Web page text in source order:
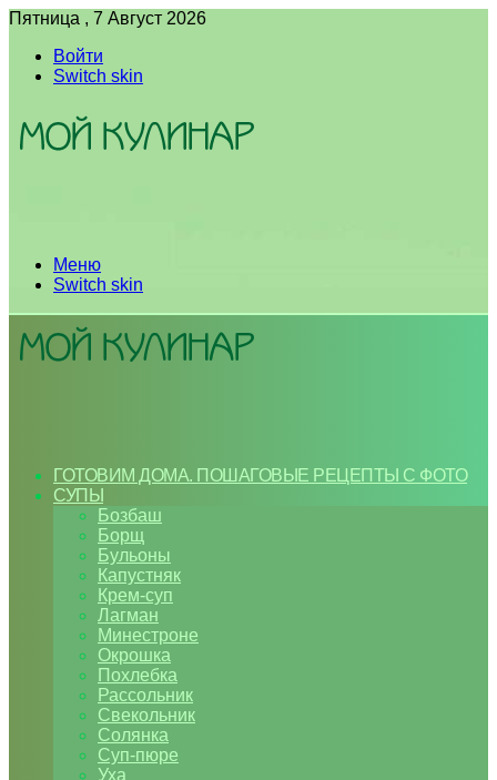
Пятница , 7 Август 2026
Войти
Switch skin
Меню
Switch skin
ГОТОВИМ ДОМА. ПОШАГОВЫЕ РЕЦЕПТЫ С ФОТО
СУПЫ
Бозбаш
Борщ
Бульоны
Капустняк
Крем-суп
Лагман
Минестроне
Окрошка
Похлебка
Рассольник
Свекольник
Солянка
Суп-пюре
Уха